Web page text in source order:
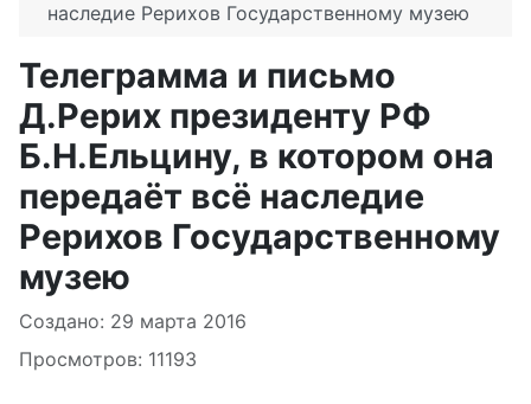
наследие Рерихов Государственному музею
Телеграмма и письмо
Д.Рерих президенту РФ
Б.Н.Ельцину, в котором она
передаёт всё наследие
Рерихов Государственному
музею
Информация о материале
Создано: 29 марта 2016
Просмотров: 11193